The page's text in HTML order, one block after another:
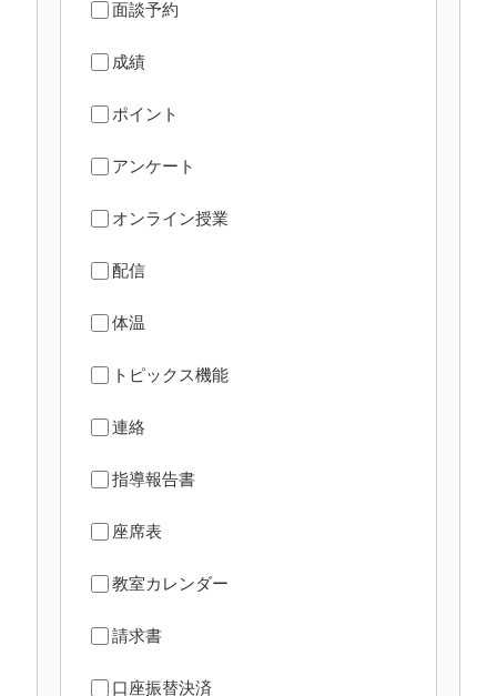
面談予約
成績
ポイント
アンケート
オンライン授業
配信
体温
トピックス機能
連絡
指導報告書
座席表
教室カレンダー
請求書
口座振替決済